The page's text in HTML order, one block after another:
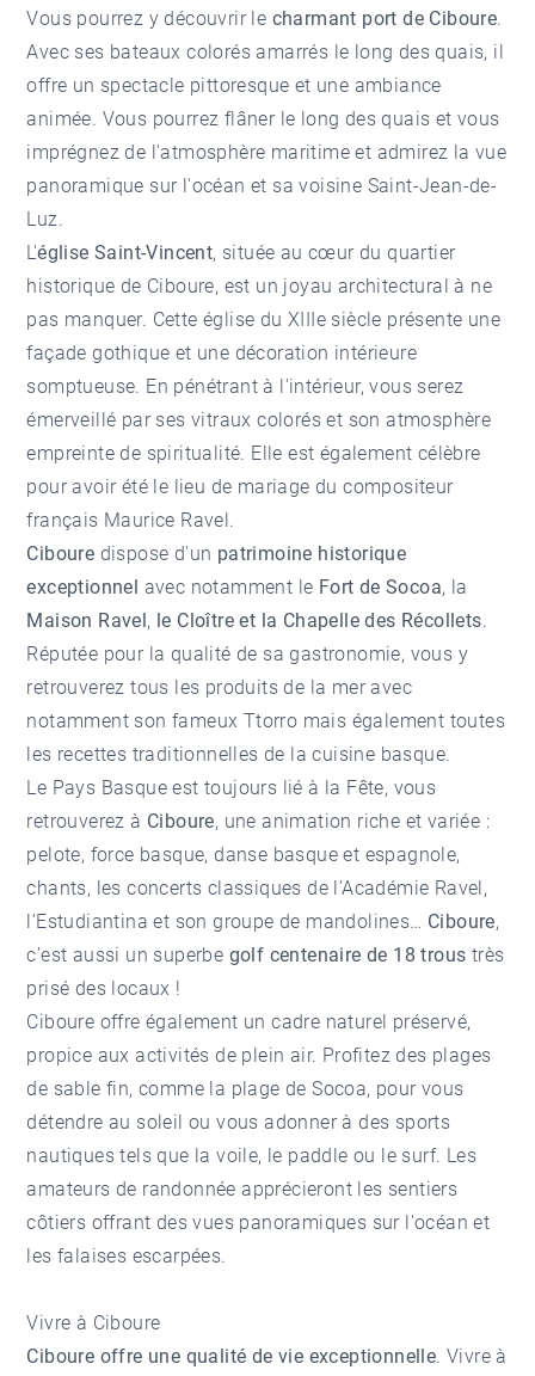
Vous pourrez y découvrir le charmant port de Ciboure.
Avec ses bateaux colorés amarrés le long des quais, il
offre un spectacle pittoresque et une ambiance
animée. Vous pourrez flâner le long des quais et vous
imprégnez de l'atmosphère maritime et admirez la vue
panoramique sur l'océan et sa voisine Saint-Jean-de-
Luz.
L'église Saint-Vincent, située au cœur du quartier
historique de Ciboure, est un joyau architectural à ne
pas manquer. Cette église du XIIIe siècle présente une
façade gothique et une décoration intérieure
somptueuse. En pénétrant à l'intérieur, vous serez
émerveillé par ses vitraux colorés et son atmosphère
empreinte de spiritualité. Elle est également célèbre
pour avoir été le lieu de mariage du compositeur
français Maurice Ravel.
Ciboure dispose d'un patrimoine historique
exceptionnel avec notamment le Fort de Socoa, la
Maison Ravel, le Cloître et la Chapelle des Récollets.
Réputée pour la qualité de sa gastronomie, vous y
retrouverez tous les produits de la mer avec
notamment son fameux Ttorro mais également toutes
les recettes traditionnelles de la cuisine basque.
Le Pays Basque est toujours lié à la Fête, vous
retrouverez à Ciboure, une animation riche et variée :
pelote, force basque, danse basque et espagnole,
chants, les concerts classiques de l’Académie Ravel,
l’Estudiantina et son groupe de mandolines… Ciboure,
c’est aussi un superbe golf centenaire de 18 trous très
prisé des locaux !
Ciboure offre également un cadre naturel préservé,
propice aux activités de plein air. Profitez des plages
de sable fin, comme la plage de Socoa, pour vous
détendre au soleil ou vous adonner à des sports
nautiques tels que la voile, le paddle ou le surf. Les
amateurs de randonnée apprécieront les sentiers
côtiers offrant des vues panoramiques sur l'océan et
les falaises escarpées.
Vivre à Ciboure
Ciboure offre une qualité de vie exceptionnelle. Vivre à